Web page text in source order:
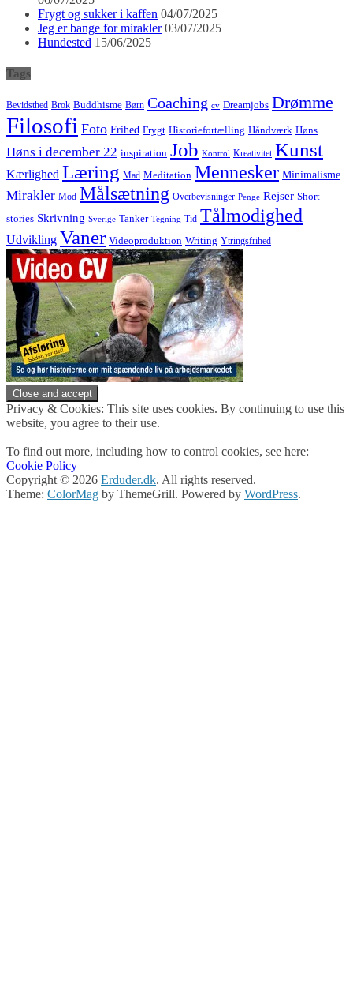
Frygt og sukker i kaffen 04/07/2025
Jeg er bange for mirakler 03/07/2025
Hundested 15/06/2025
Tags
Bevidsthed Brok Buddhisme Børn Coaching cv Dreamjobs Drømme
Filosofi Foto Frihed Frygt Historiefortælling Håndværk Høns
Høns i december 22 inspiration Job Kontrol Kreativitet Kunst
Kærlighed Læring Mad Meditation Mennesker Minimalisme
Mirakler Mod Målsætning Overbevisninger Penge Rejser Short
stories Skrivning Sverige Tanker Tegning Tid Tålmodighed
Udvikling Vaner Videoproduktion Writing Ytringsfrihed
Privacy & Cookies: This site uses cookies. By continuing to use this
website, you agree to their use.
To find out more, including how to control cookies, see here:
Cookie Policy
Copyright © 2026 Erduder.dk. All rights reserved.
Theme: ColorMag by ThemeGrill. Powered by WordPress.